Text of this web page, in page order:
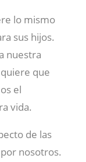
lo mismo
sus hijos.
nuestra
que
el
vida.
de las
nosotros.